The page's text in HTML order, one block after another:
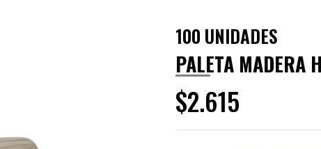
100 UNIDADES
PALETA MADERA
$2.615